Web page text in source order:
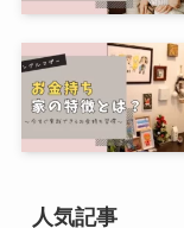
人気記事